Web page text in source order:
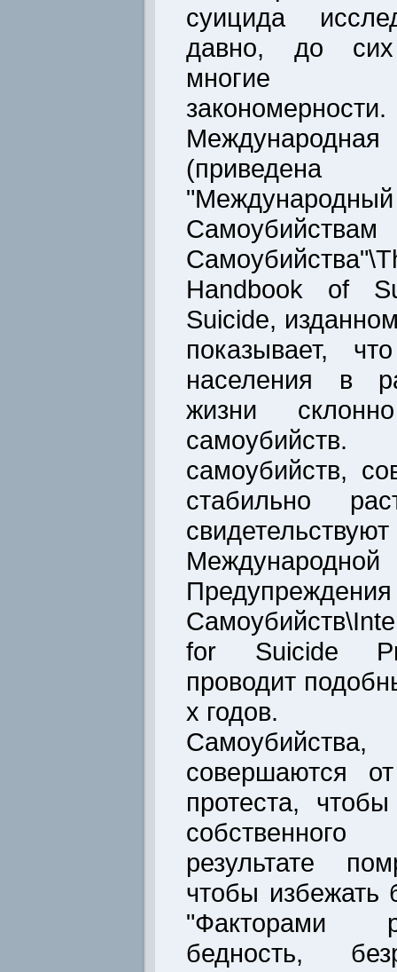
суицида
давно, до
многие
закономерности.
Handbook of
Suicide,
показывает,
населения в
жизни
самоубийств,
стабильно
Предупреждения
for Suicide
проводит
х годов.
совершаются
протеста,
результате
чтобы избежать
"Факторами
бедность,